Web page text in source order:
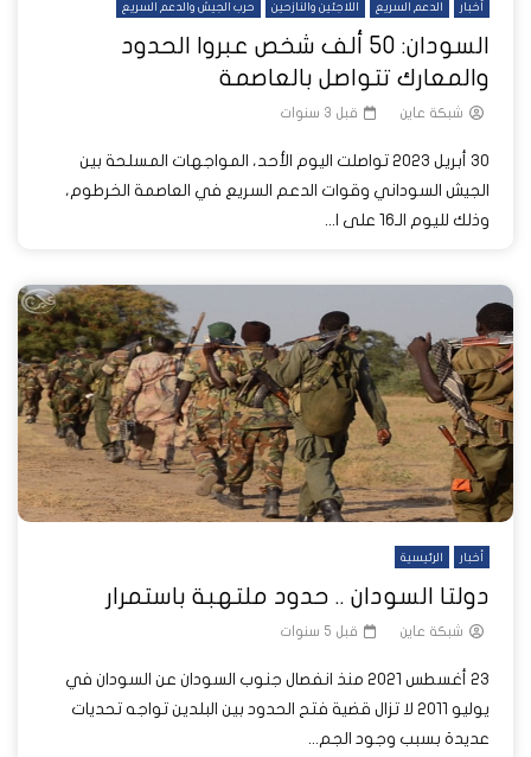
أخبار الدعم السريع اللاجئين والنازحين حرب الجيش والدعم السريع
السودان: 50 ألف شخص عبروا الحدود
والمعارك تتواصل بالعاصمة
شبكة عاين قبل 3 سنوات
30 أبريل 2023 تواصلت اليوم الأحد، المواجهات المسلحة بين
الجيش السوداني وقوات الدعم السريع في العاصمة الخرطوم،
وذلك لليوم الـ16 على ا...
أخبار الرئيسية
دولتا السودان .. حدود ملتهبة باستمرار
شبكة عاين قبل 5 سنوات
23 أغسطس 2021 منذ انفصال جنوب السودان عن السودان في
يوليو 2011 لا تزال قضية فتح الحدود بين البلدين تواجه تحديات
عديدة بسبب وجود الجم...